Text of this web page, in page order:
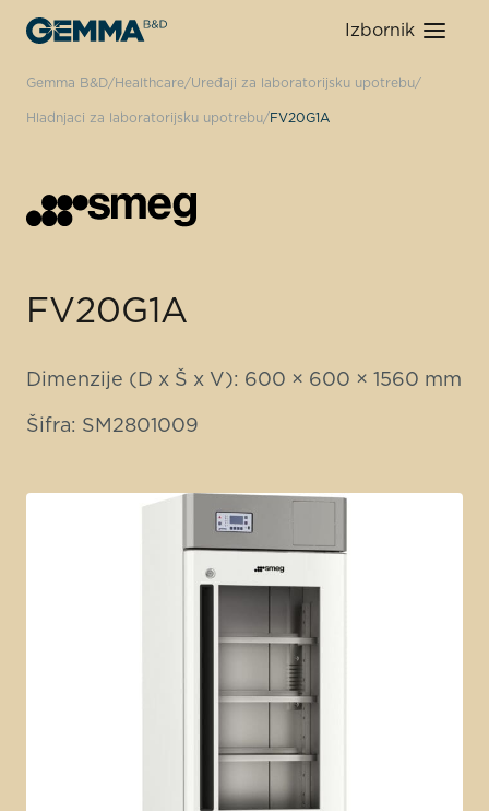
Izbornik
Gemma B&D Healthcare Uređaji za laboratorijsku upotrebu
Hladnjaci za laboratorijsku upotrebu FV20G1A
FV20G1A
Dimenzije (D x Š x V): 600 × 600 × 1560 mm
Šifra: SM2801009